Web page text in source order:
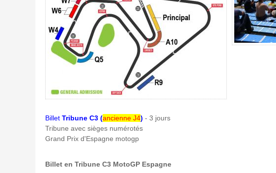
Billet Tribune C3 (ancienne J4) - 3 jours
Tribune avec sièges numérotés
Grand Prix d'Espagne motogp
Billet en Tribune C3 MotoGP Espagne